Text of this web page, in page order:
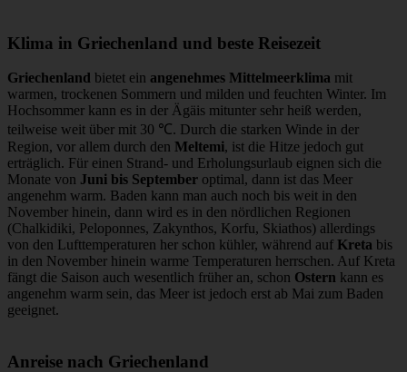
Klima in Griechenland und beste Reisezeit
Griechenland bietet ein angenehmes Mittelmeerklima mit
warmen, trockenen Sommern und milden und feuchten Winter. Im
Hochsommer kann es in der Ägäis mitunter sehr heiß werden,
teilweise weit über mit 30 ℃. Durch die starken Winde in der
Region, vor allem durch den Meltemi, ist die Hitze jedoch gut
erträglich. Für einen Strand- und Erholungsurlaub eignen sich die
Monate von Juni bis September optimal, dann ist das Meer
angenehm warm. Baden kann man auch noch bis weit in den
November hinein, dann wird es in den nördlichen Regionen
(Chalkidiki, Peloponnes, Zakynthos, Korfu, Skiathos) allerdings
von den Lufttemperaturen her schon kühler, während auf Kreta bis
in den November hinein warme Temperaturen herrschen. Auf Kreta
fängt die Saison auch wesentlich früher an, schon Ostern kann es
angenehm warm sein, das Meer ist jedoch erst ab Mai zum Baden
geeignet.
Anreise nach Griechenland